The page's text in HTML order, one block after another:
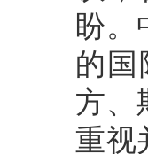
盼。
的
方、
重视